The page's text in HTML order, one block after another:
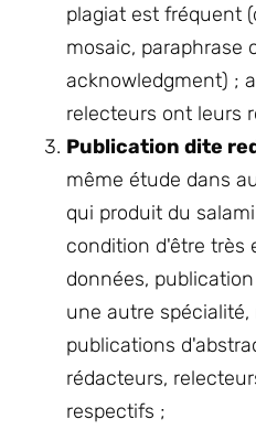
plagiat est fréquent
mosaic, paraphrase
acknowledgment) ;
relecteurs ont leurs
Publication dite
même étude dans
qui produit du
condition d'être très
données,
une autre
publications
rédacteurs,
respectifs ;